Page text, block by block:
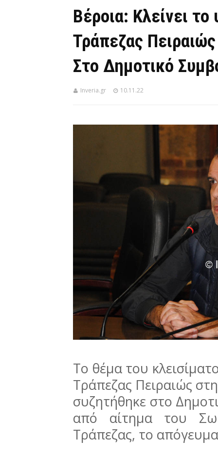
Βέροια: Κλείνει
Τράπεζας
Στο Δημοτικό
Inveria.gr 10.11.22
Το θέμα του
Τράπεζας Πειραιώς
συζητήθηκε στο
από αίτημα του
Τράπεζας, το